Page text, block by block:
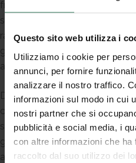
Questo sito web utilizza i
Utilizziamo i cookie per
annunci, per fornire
analizzare il nostro traffico.
informazioni sul modo in cui
nostri partner che si
pubblicità e social media, i
con altre informazioni che ha
raccolto dal suo utilizzo dei
frequente e agli agenti
sporco grazie alla struttura a
raschiante delle fibre in nylon
garantire la sicurezza il fondo
anti-inciampo.
Due tappeti dalle dimensioni
con la stampa digitale del
scuro. Complementi d’arredo
garantiti per almeno 220
asciugatrice industriali, ma